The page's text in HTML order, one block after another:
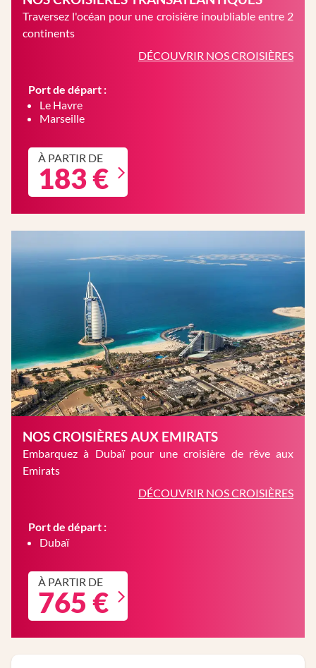
Traversez l'océan pour une croisière inoubliable entre 2
continents
DÉCOUVRIR NOS CROISIÈRES
Port de départ :
Le Havre
Marseille
À PARTIR DE
183 €
NOS CROISIÈRES AUX EMIRATS
Embarquez à Dubaï pour une croisière de rêve aux
Emirats
DÉCOUVRIR NOS CROISIÈRES
Port de départ :
Dubaï
À PARTIR DE
765 €